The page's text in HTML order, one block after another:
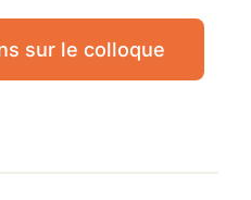
sur le colloque